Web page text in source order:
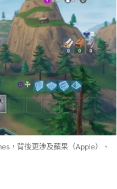
，背後更涉及蘋果（Apple）、